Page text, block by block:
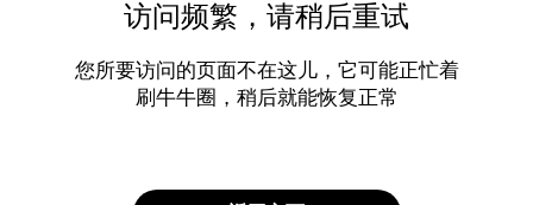
访问频繁，请稍后重试
您所要访问的页面不在这儿，它可能正忙着
刷牛牛圈，稍后就能恢复正常